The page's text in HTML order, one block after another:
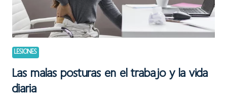
LESIONES
Las malas posturas en el trabajo y la vida
diaria